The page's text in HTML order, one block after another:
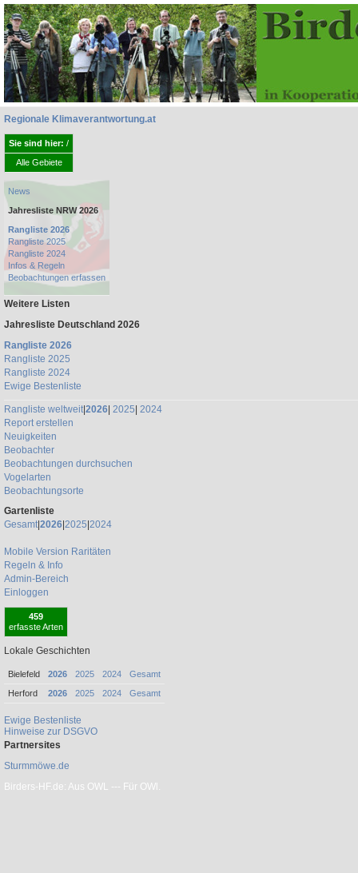
Regionale Klimaverantwortung.at
Sie sind hier: /
Alle Gebiete
News
Jahresliste NRW 2026
Rangliste 2026
Rangliste 2025
Rangliste 2024
Infos & Regeln
Beobachtungen erfassen
Weitere Listen
Jahresliste Deutschland 2026
Rangliste 2026
Rangliste 2025
Rangliste 2024
Ewige Bestenliste
Rangliste weltweit|2026| 2025| 2024
Report erstellen
Neuigkeiten
Beobachter
Beobachtungen durchsuchen
Vogelarten
Beobachtungsorte
Gartenliste
Gesamt|2026 2025 2024
Mobile Version Raritäten
Regeln & Info
Admin-Bereich
Einloggen
459
erfasste Arten
Lokale Geschichten
Bielefeld 2026 2025 2024
Gesamt
Herford
2026 2025 2024 Gesamt
Ewige Bestenliste
Hinweise zur DSGVO
Partnersites
Sturmmöwe.de
Birders-HF.de: Aus OWL --- Für OWl.